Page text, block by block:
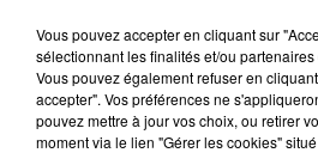
Vous pouvez accepter en cliquant sur
sélectionnant les finalités et/ou
Vous pouvez également refuser en
accepter". Vos préférences ne
pouvez mettre à jour vos choix, ou retirer
moment via le lien "Gérer les cookies"